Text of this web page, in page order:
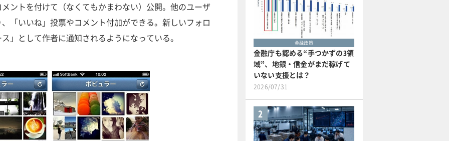
トを付けて（なくてもかまわない）公開。他のユーザ
「いいね」投票やコメント付加ができる。新しいフォロ
」として作者に通知されるようになっている。
金融政策
金融庁も認める“手つかずの3領
域”、地銀・信金がまだ稼げて
いない支援とは？
2026/07/31
2